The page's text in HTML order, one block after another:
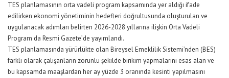
TES planlamasının orta vadeli program kapsamında yer aldığı ifade
edilirken ekonomi yönetiminin hedefleri doğrultusunda oluşturulan ve
uygulanacak adımları belirten 2026-2028 yıllarına ilişkin Orta Vadeli
Program da Resmi Gazete’de yayımlandı.
TES planlamasında yürürlükte olan Bireysel Emeklilik Sistemi’nden (BES)
farklı olarak çalışanların zorunlu şekilde birikim yapmalarını esas alan ve
bu kapsamda maaşlardan her ay yüzde 3 oranında kesinti yapılmasını